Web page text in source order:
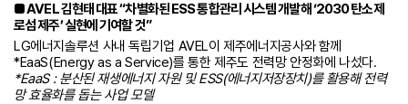
■ AVEL 김현태 대표 “차별화된 ESS 통합관리 시스템 개발해 ‘2030 탄소제
로섬 제주’ 실현에 기여할 것”
LG에너지솔루션 사내 독립기업 AVEL이 제주에너지공사와 함께
*EaaS(Energy as a Service)를 통한 제주도 전력망 안정화에 나섰다.
*EaaS : 분산된 재생에너지 자원 및 ESS(에너지저장장치)를 활용해 전력
망 효율화를 돕는 사업 모델